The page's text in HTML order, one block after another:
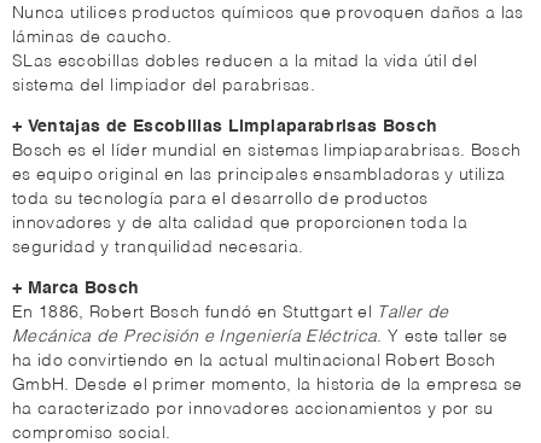
Nunca utilices productos químicos que provoquen daños a las
láminas de caucho.
SLas escobillas dobles reducen a la mitad la vida útil del
sistema del limpiador del parabrisas.
+ Ventajas de Escobillas Limpiaparabrisas Bosch
Bosch es el líder mundial en sistemas limpiaparabrisas. Bosch
es equipo original en las principales ensambladoras y utiliza
toda su tecnología para el desarrollo de productos
innovadores y de alta calidad que proporcionen toda la
seguridad y tranquilidad necesaria.
+ Marca Bosch
En 1886, Robert Bosch fundó en Stuttgart el
Taller de
Mecánica de Precisión e Ingeniería Eléctrica. Y este taller se
ha ido convirtiendo en la actual multinacional Robert Bosch
GmbH. Desde el primer momento, la historia de la empresa se
ha caracterizado por innovadores accionamientos y por su
compromiso social.